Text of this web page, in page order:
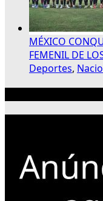
MÉXICO
FEMENIL DE
Deportes,